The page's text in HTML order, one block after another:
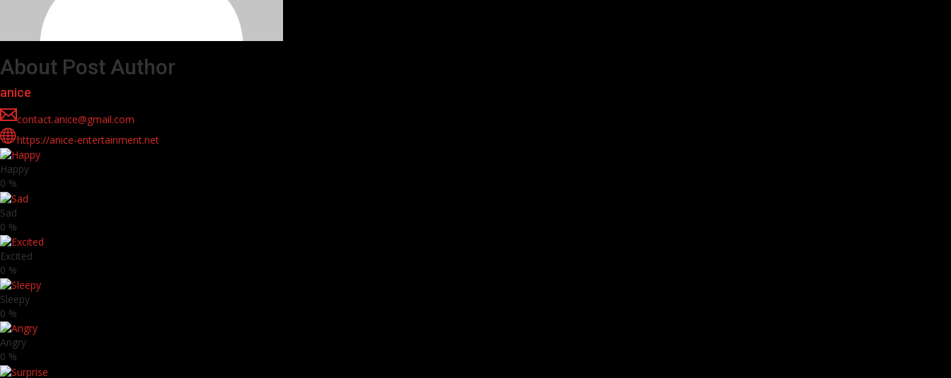
About Post Author
anice
contact.anice@gmail.com
https://anice-entertainment.net
Happy
0 %
Sad
0 %
Excited
0 %
Sleepy
0 %
Angry
0 %